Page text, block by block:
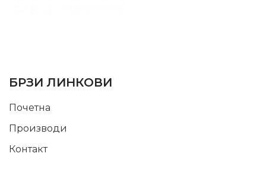
БРЗИ ЛИНКОВИ
Почетна
Производи
Контакт